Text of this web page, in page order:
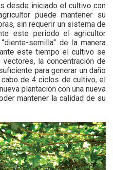
desde iniciado el cultivo con
puede mantener su
sin requerir un sistema de
este periodo el agricultor
semilla” de la manera
este tiempo el cultivo se
la concentración de
para generar un daño
de 4 ciclos de cultivo, el
plantación con una nueva
mantener la calidad de su